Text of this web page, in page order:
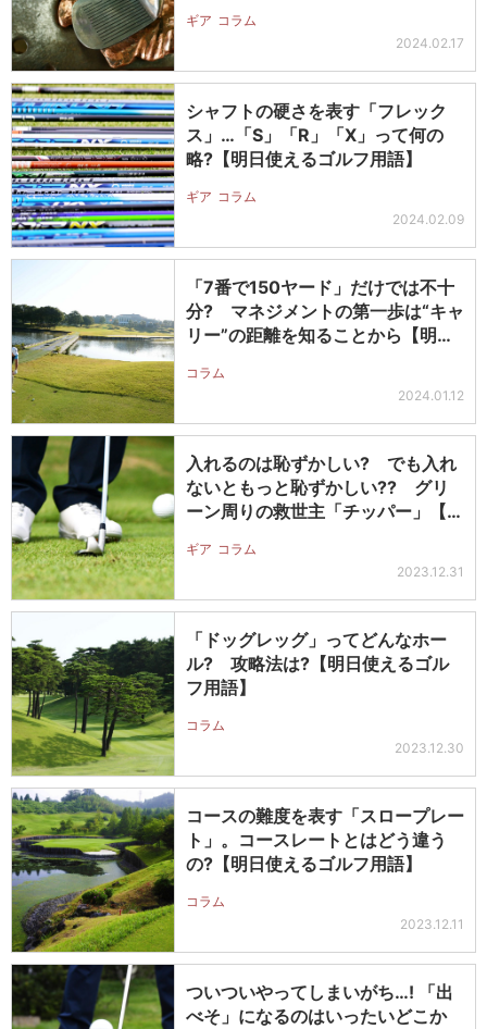
ギア コラム
2024.02.17
シャフトの硬さを表す「フレック
ス」…「S」「R」「X」って何の
略?【明日使えるゴルフ用語】
ギア コラム
2024.02.09
「7番で150ヤード」だけでは不十
分? マネジメントの第一歩は“キャ
リー”の距離を知ることから【明
コラム
2024.01.12
入れるのは恥ずかしい? でも入れ
ないともっと恥ずかしい?? グリ
ーン周りの救世主「チッパー」【明
ギア コラム
2023.12.31
「ドッグレッグ」ってどんなホー
ル? 攻略法は?【明日使えるゴル
フ用語】
コラム
2023.12.30
コースの難度を表す「スロープレー
ト」。コースレートとはどう違う
の?【明日使えるゴルフ用語】
コラム
2023.12.11
ついついやってしまいがち…! 「出
べそ」になるのはいったいどこか